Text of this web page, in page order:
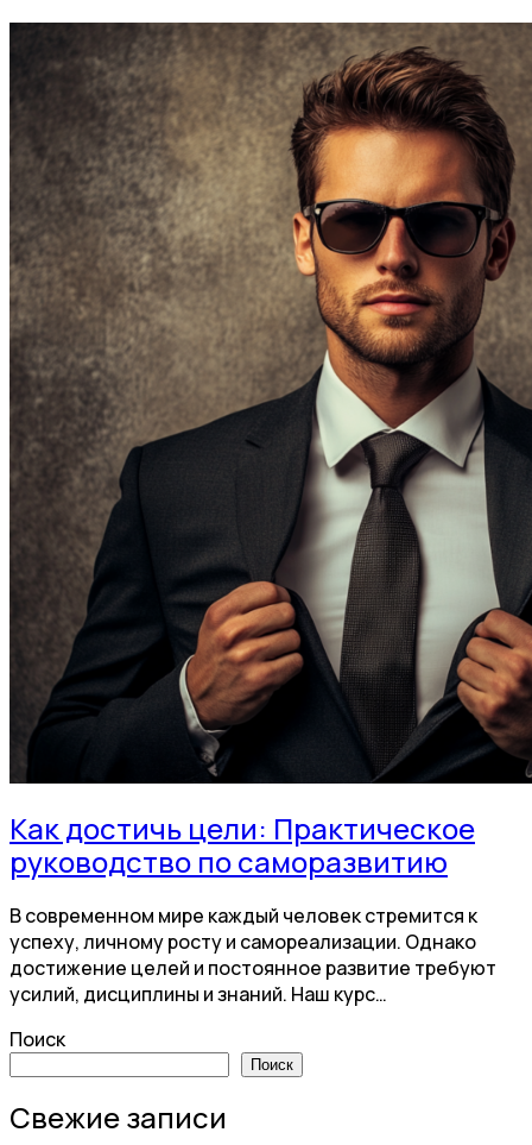
Как достичь цели: Практическое
руководство по саморазвитию
В современном мире каждый человек стремится к
успеху, личному росту и самореализации. Однако
достижение целей и постоянное развитие требуют
усилий, дисциплины и знаний. Наш курс…
Поиск
Поиск
Свежие записи